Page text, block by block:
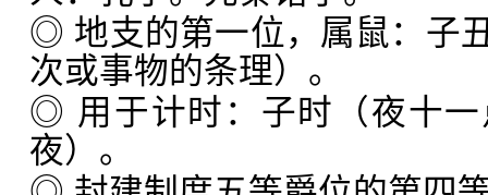
◎ 地支的第一位，属鼠：子
次或事物的条理）。
◎ 用于计时：子时（夜十
夜）。